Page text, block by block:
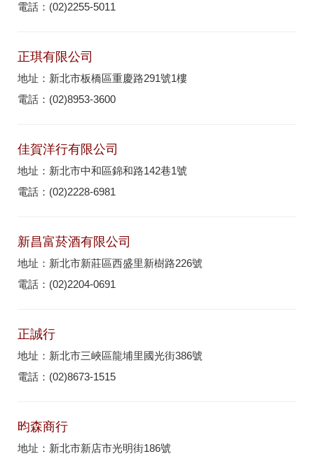
電話：(02)2255-5011
正琪有限公司
地址：新北市板橋區重慶路291號1樓
電話：(02)8953-3600
佳賀洋行有限公司
地址：新北市中和區錦和路142巷1號
電話：(02)2228-6981
新昌富菸酒有限公司
地址：新北市新莊區西盛里新樹路226號
電話：(02)2204-0691
正誠行
地址：新北市三峽區龍埔里國光街386號
電話：(02)8673-1515
昀森商行
地址：新北市新店市光明街186號